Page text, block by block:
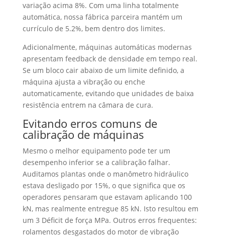
variação acima 8%. Com uma linha totalmente
automática, nossa fábrica parceira mantém um
currículo de 5.2%, bem dentro dos limites.
Adicionalmente, máquinas automáticas modernas
apresentam feedback de densidade em tempo real.
Se um bloco cair abaixo de um limite definido, a
máquina ajusta a vibração ou enche
automaticamente, evitando que unidades de baixa
resistência entrem na câmara de cura.
Evitando erros comuns de
calibração de máquinas
Mesmo o melhor equipamento pode ter um
desempenho inferior se a calibração falhar.
Auditamos plantas onde o manômetro hidráulico
estava desligado por 15%, o que significa que os
operadores pensaram que estavam aplicando 100
kN, mas realmente entregue 85 kN. Isto resultou em
um 3 Déficit de força MPa. Outros erros frequentes:
rolamentos desgastados do motor de vibração